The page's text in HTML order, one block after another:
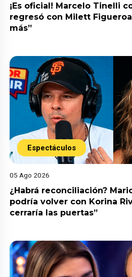
¡Es oficial! Marcelo Tinelli
regresó con Milett
más”
Espectáculos
05 Ago 2026
¿Habrá reconciliación?
podría volver con Korina
cerraría las puertas”